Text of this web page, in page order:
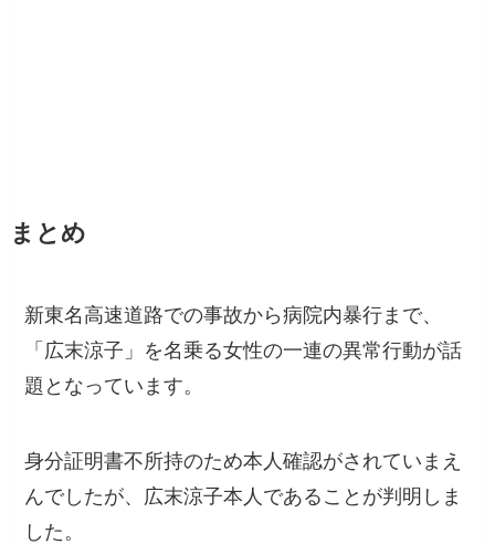
まとめ
新東名高速道路での事故から病院内暴行まで、
「広末涼子」を名乗る女性の一連の異常行動が話
題となっています。
身分証明書不所持のため本人確認がされていまえ
んでしたが、広末涼子本人であることが判明しま
した。